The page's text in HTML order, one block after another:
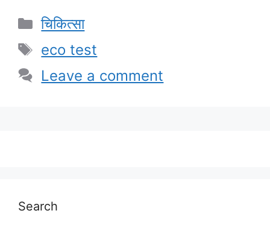
Categories
चिकित्सा
Tags
eco test
Leave a comment
Search